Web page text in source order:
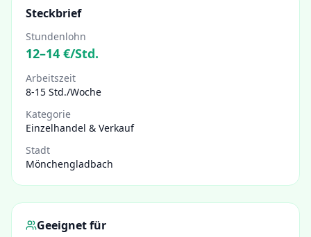
Steckbrief
Stundenlohn
12–14 €/Std.
Arbeitszeit
8-15 Std./Woche
Kategorie
Einzelhandel & Verkauf
Stadt
Mönchengladbach
Geeignet für